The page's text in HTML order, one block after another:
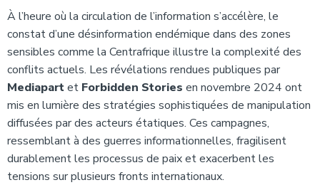
À l’heure où la circulation de l’information s’accélère, le
constat d’une désinformation endémique dans des zones
sensibles comme la Centrafrique illustre la complexité des
conflits actuels. Les révélations rendues publiques par
Mediapartet Forbidden Stories en novembre 2024 ont
mis en lumière des stratégies sophistiquées de manipulation
diffusées par des acteurs étatiques. Ces campagnes,
ressemblant à des guerres informationnelles, fragilisent
durablement les processus de paix et exacerbent les
tensions sur plusieurs fronts internationaux.